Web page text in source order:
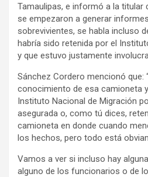
Tamaulipas, e informó a la
se empezaron a generar
sobrevivientes, se habla incluso
habría sido retenida por el
y que estuvo justamente
Sánchez Cordero mencionó que:
conocimiento de esa camioneta
Instituto Nacional de Migración
asegurada o, como tú dices,
camioneta en donde cuando
los hechos, pero todo está
Vamos a ver si incluso hay
alguno de los funcionarios o de